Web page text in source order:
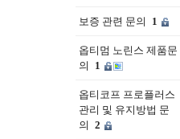
보증 관련 문의 1
옵티멈 노린스 제품문
의
1
옵티코프 프로플러스
관리 및 유지방법 문
의 2